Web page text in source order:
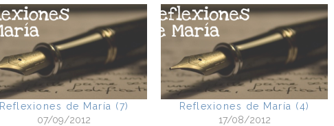
Reflexiones de María (7)
07/09/2012
Reflexiones de María (4)
17/08/2012